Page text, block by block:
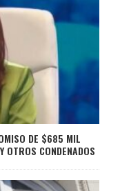
DE $685 MIL
OTROS CONDENADOS